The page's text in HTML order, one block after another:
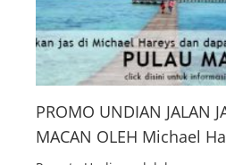
PROMO UNDIAN JALAN
MACAN OLEH Michael